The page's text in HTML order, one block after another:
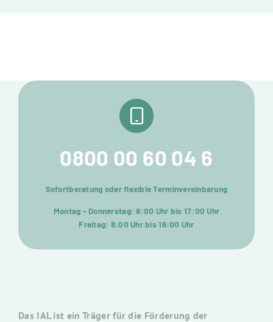
0800 00 60 04 6
Sofortberatung oder flexible Terminvereinbarung
Montag – Donnerstag: 8:00 Uhr bis 17:00 Uhr
Freitag: 8:00 Uhr bis 16:00 Uhr
Das IAL ist ein Träger für die Förderung der